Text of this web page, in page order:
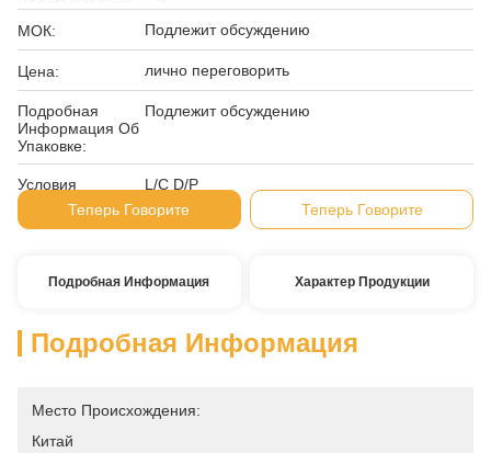
МОК: Подлежит обсуждению
Цена: лично переговорить
Подробная
Информация Об
Упаковке:
Подлежит обсуждению
Условия
Оплаты:
L/C D/P
Теперь Говорите
Теперь Говорите
Подробная Информация Характер Продукции
Подробная Информация
Место Происхождения:
Китай